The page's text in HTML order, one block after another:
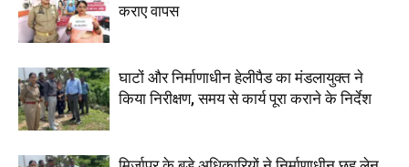
कराए वापस
घाटों और निर्माणाधीन हेलीपैड का मंडलायुक्त ने
किया निरीक्षण, समय से कार्य पूरा कराने के निर्देश